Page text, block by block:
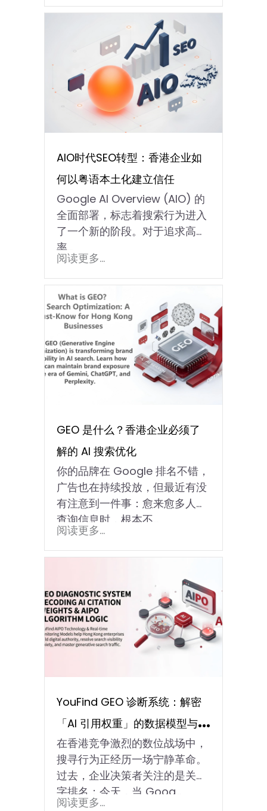
AIO时代SEO转型：香港企业如
何以粤语本土化建立信任
Google AI Overview (AIO) 的
全面部署，标志着搜索行为进入
了一个新的阶段。对于追求高效
率…
阅读更多...
GEO 是什么？香港企业必须了
解的 AI 搜索优化
你的品牌在 Google 排名不错，
广告也在持续投放，但最近有没
有注意到一件事：愈来愈多人在
查询信息时，根本不…
阅读更多...
YouFind GEO 诊断系统：解密
「AI 引用权重」的数据模型与算
法逻辑
在香港竞争激烈的数位战场中，
搜寻行为正经历一场宁静革命。
过去，企业决策者关注的是关键
字排名；今天，当 Goog…
阅读更多...